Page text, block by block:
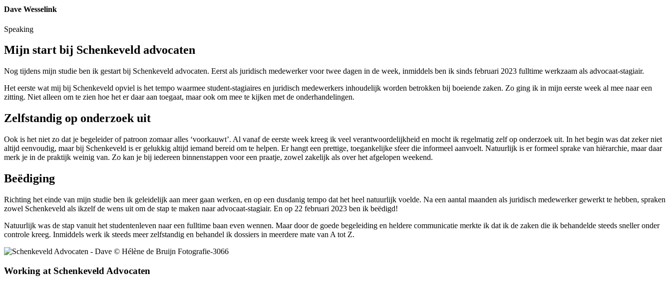
Dave Wesselink
Speaking
Mijn start bij Schenkeveld advocaten
Nog tijdens mijn studie ben ik gestart bij Schenkeveld advocaten. Eerst als juridisch medewerker voor twee dagen in de week, inmiddels ben ik sinds februari 2023 fulltime werkzaam als advocaat-stagiair.
Het eerste wat mij bij Schenkeveld opviel is het tempo waarmee student-stagiaires en juridisch medewerkers inhoudelijk worden betrokken bij boeiende zaken. Zo ging ik in mijn eerste week al mee naar een
zitting. Niet alleen om te zien hoe het er daar aan toegaat, maar ook om mee te kijken met de onderhandelingen.
Zelfstandig op onderzoek uit
Ook is het niet zo dat je begeleider of patroon zomaar alles ‘voorkauwt’. Al vanaf de eerste week kreeg ik veel verantwoordelijkheid en mocht ik regelmatig zelf op onderzoek uit. In het begin was dat zeker niet
altijd eenvoudig, maar bij Schenkeveld is er gelukkig altijd iemand bereid om te helpen. Er hangt een prettige, toegankelijke sfeer die informeel aanvoelt. Natuurlijk is er formeel sprake van hiërarchie, maar daar
merk je in de praktijk weinig van. Zo kan je bij iedereen binnenstappen voor een praatje, zowel zakelijk als over het afgelopen weekend.
Beëdiging
Richting het einde van mijn studie ben ik geleidelijk aan meer gaan werken, en op een dusdanig tempo dat het heel natuurlijk voelde. Na een aantal maanden als juridisch medewerker gewerkt te hebben, spraken
zowel Schenkeveld als ikzelf de wens uit om de stap te maken naar advocaat-stagiair. En op 22 februari 2023 ben ik beëdigd!
Natuurlijk was de stap vanuit het studentenleven naar een fulltime baan even wennen. Maar door de goede begeleiding en heldere communicatie merkte ik dat ik de zaken die ik behandelde steeds sneller onder
controle kreeg. Inmiddels werk ik steeds meer zelfstandig en behandel ik dossiers in meerdere mate van A tot Z.
Working at Schenkeveld Advocaten